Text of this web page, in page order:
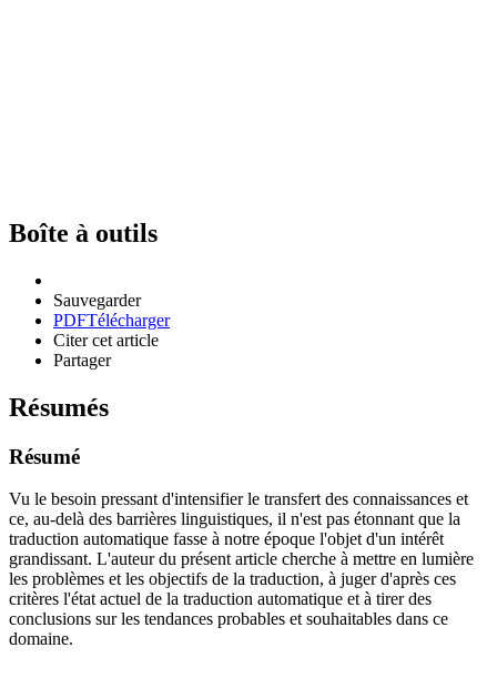
Boîte à outils
Sauvegarder
PDFTélécharger
Citer cet article
Partager
Résumés
Résumé
Vu le besoin pressant d'intensifier le transfert des connaissances et
ce, au-delà des barrières linguistiques, il n'est pas étonnant que la
traduction automatique fasse à notre époque l'objet d'un intérêt
grandissant. L'auteur du présent article cherche à mettre en lumière
les problèmes et les objectifs de la traduction, à juger d'après ces
critères l'état actuel de la traduction automatique et à tirer des
conclusions sur les tendances probables et souhaitables dans ce
domaine.